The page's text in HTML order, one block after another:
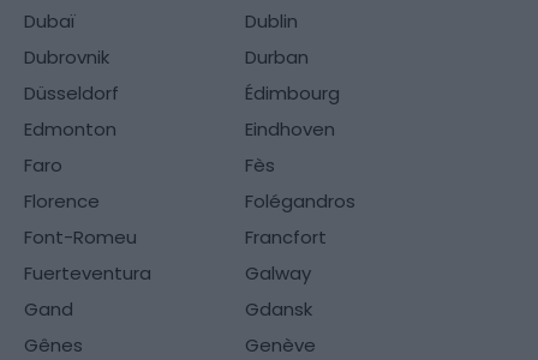
Dubaï
Dublin
Dubrovnik
Durban
Düsseldorf
Édimbourg
Edmonton
Eindhoven
Faro
Fès
Florence
Folégandros
Font-Romeu
Francfort
Fuerteventura
Galway
Gand
Gdansk
Gênes
Genève